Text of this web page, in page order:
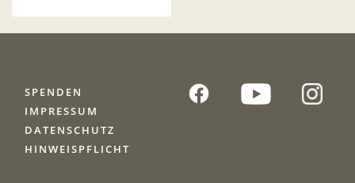
SPENDEN
IMPRESSUM
DATENSCHUTZ
HINWEISPFLICHT